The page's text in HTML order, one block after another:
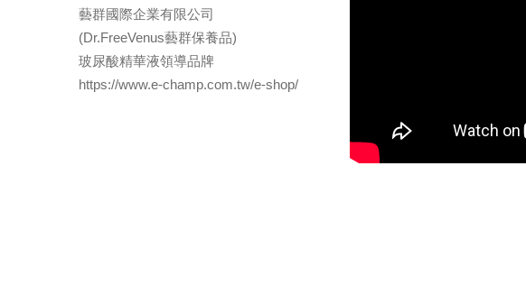
藝群國際企業有限公司
(Dr.FreeVenus藝群保養品)
玻尿酸精華液領導品牌
https://www.e-champ.com.tw/e-shop/